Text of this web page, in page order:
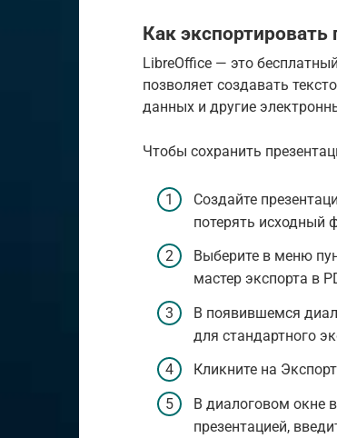
Как
LibreOffice — это
позволяет создавать
данных и другие
Чтобы сохранить
Создайте
потерять исходный
Выберите в меню
мастер экспорта в
В появившемся
для стандартного
Кликните на
В диалоговом окне
презентацией,